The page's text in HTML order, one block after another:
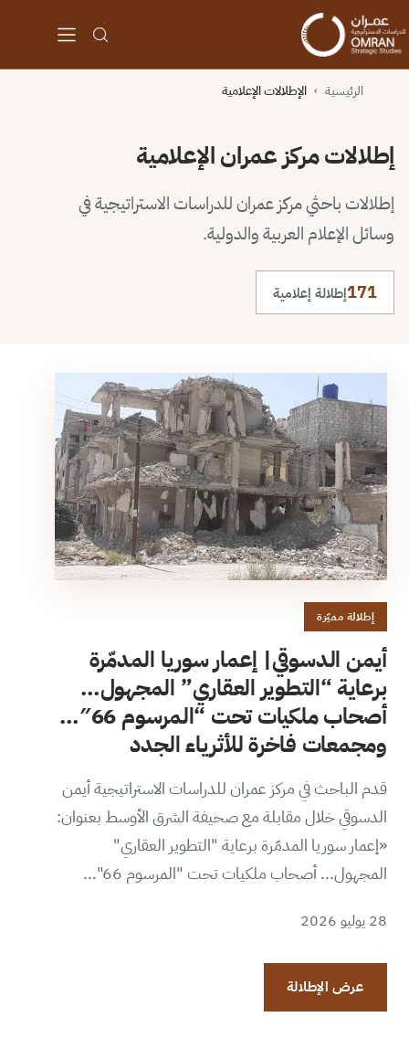
الرئيسية › الإطلالات الإعلامية
إطلالات مركز عمران الإعلامية
إطلالات باحثي مركز عمران للدراسات الاستراتيجية في
وسائل الإعلام العربية والدولية.
171إطلالة إعلامية
إطلالة مميّزة
أيمن الدسوقي| إعمار سوريا المدمّرة
برعاية “التطوير العقاري” المجهول…
أصحاب ملكيات تحت “المرسوم 66″…
ومجمعات فاخرة للأثرياء الجدد
قدم الباحث في مركز عمران للدراسات الاستراتيجية أيمن
الدسوقي خلال مقابلة مع صحيفة الشرق الأوسط بعنوان:
«إعمار سوريا المدمّرة برعاية "التطوير العقاري"
المجهول... أصحاب ملكيات تحت "المرسوم 66"...
28 يوليو 2026
عرض الإطلالة